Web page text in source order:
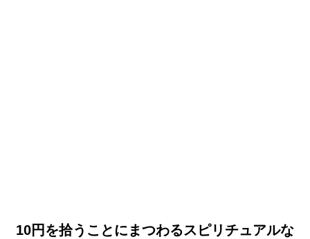
10円を拾うことにまつわるスピリチュアルな